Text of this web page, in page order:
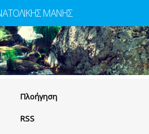
Πλοήγηση
RSS
ΜΑΝΗΣ